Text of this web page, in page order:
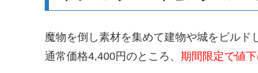
魔物を倒し素材を集めて建物や城をビルド
通常価格4,400円のところ、 期間限定で値